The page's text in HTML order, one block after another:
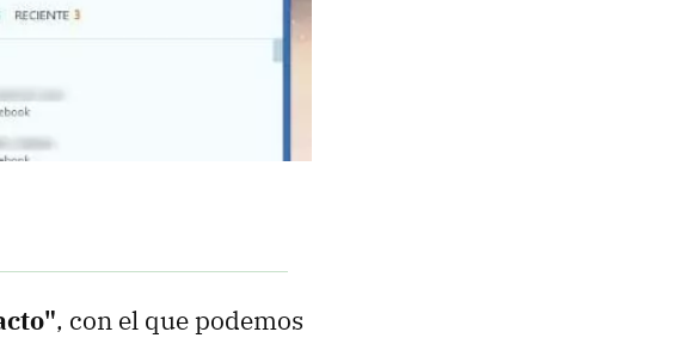
, con el que podemos